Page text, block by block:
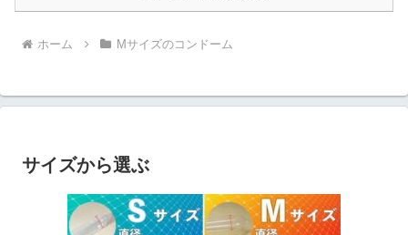
ホーム Mサイズのコンドーム
サイズから選ぶ